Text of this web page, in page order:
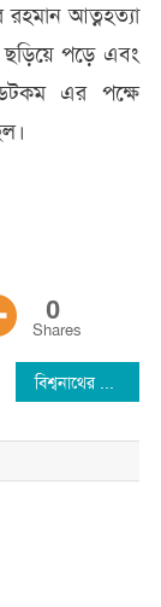
আত্নহত্যা
পড়ে এবং
এর পক্ষে
0
Shares
বিশ্বনাথের রায়কেলী ক্রিকেট প্রিমিয়ার লীগ (RPL) ২০১৯-২০ এর পুরস্কার বিতরণ